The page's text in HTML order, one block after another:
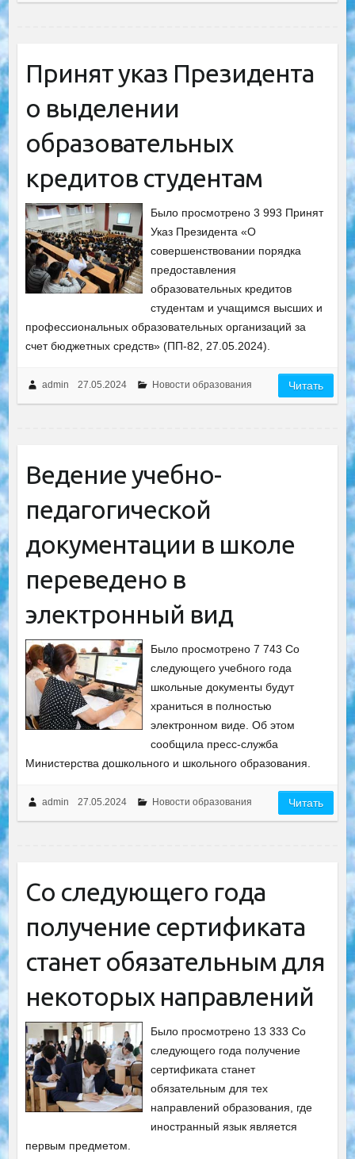
Принят указ Президента
о выделении
образовательных
кредитов студентам
Было просмотрено 3 993 Принят
Указ Президента «О
совершенствовании порядка
предоставления
образовательных кредитов
студентам и учащимся высших и
профессиональных образовательных организаций за
счет бюджетных средств» (ПП-82, 27.05.2024).
admin 27.05.2024 Новости образования Читать
Ведение учебно-
педагогической
документации в школе
переведено в
электронный вид
Было просмотрено 7 743 Со
следующего учебного года
школьные документы будут
храниться в полностью
электронном виде. Об этом
сообщила пресс-служба
Министерства дошкольного и школьного образования.
admin 27.05.2024 Новости образования Читать
Со следующего года
получение сертификата
станет обязательным для
некоторых направлений
Было просмотрено 13 333 Со
следующего года получение
сертификата станет
обязательным для тех
направлений образования, где
иностранный язык является
первым предметом.